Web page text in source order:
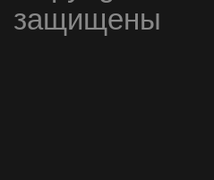
защищены